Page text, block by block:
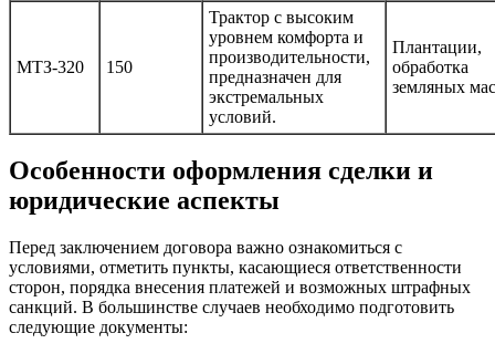
МТЗ-320 150
Трактор с высоким
уровнем комфорта и
производительности,
предназначен для
экстремальных
условий.
Плантации,
обработка
земляных
Особенности оформления сделки и
юридические аспекты
Перед заключением договора важно ознакомиться с
условиями, отметить пункты, касающиеся ответственности
сторон, порядка внесения платежей и возможных штрафных
санкций. В большинстве случаев необходимо подготовить
следующие документы: